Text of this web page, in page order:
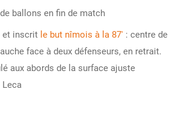
ballons en fin de match
et inscrit le but nîmois à la 87′ : centre de
face à deux défenseurs, en retrait.
aux abords de la surface ajuste
Leca